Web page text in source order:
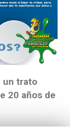
un trato
20 años de